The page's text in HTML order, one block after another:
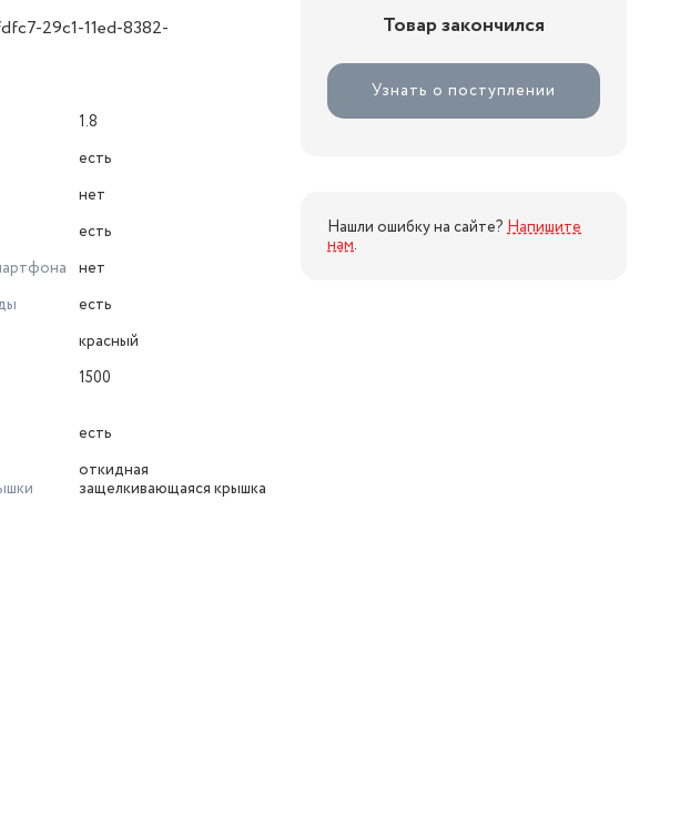
29c1-11ed-8382-
1.8
есть
нет
есть
нет
есть
красный
1500
есть
откидная
защелкивающаяся крышка
Товар закончился
Узнать о поступлении
Нашли ошибку на сайте? Напишите
нам.